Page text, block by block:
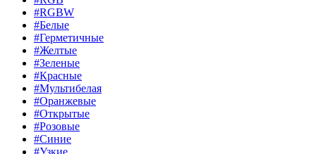
#RGBW
#Белые
#Герметичные
#Желтые
#Зеленые
#Красные
#Мультибелая
#Оранжевые
#Открытые
#Розовые
#Синие